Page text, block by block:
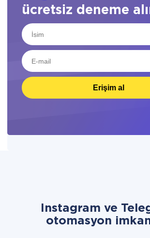
ücretsiz deneme
Erişim al
Instagram ve
otomasyon